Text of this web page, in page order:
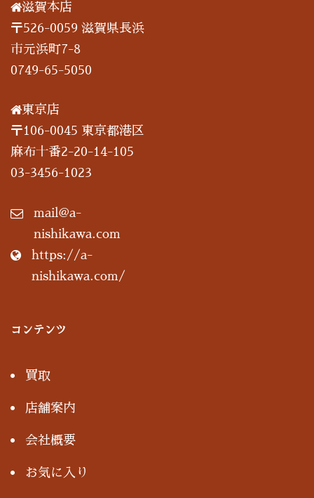
滋賀本店
〒526-0059 滋賀県長浜
市元浜町7-8
0749-65-5050
東京店
〒106-0045 東京都港区
麻布十番2-20-14-105
03-3456-1023
mail@a-
nishikawa.com
https://a-
nishikawa.com/
コンテンツ
買取
店舗案内
会社概要
お気に入り